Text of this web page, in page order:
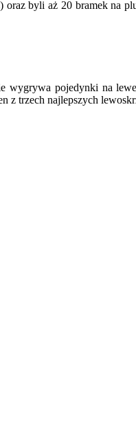
byli aż 20 bramek na
wygrywa pojedynki na
z trzech najlepszych